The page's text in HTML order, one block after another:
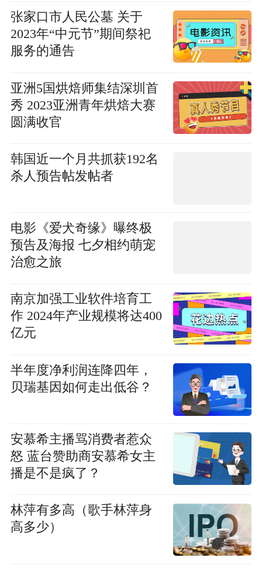
张家口市人民公墓 关于
2023年“中元节”期间祭祀
服务的通告
亚洲5国烘焙师集结深圳首
秀 2023亚洲青年烘焙大赛
圆满收官
韩国近一个月共抓获192名
杀人预告帖发帖者
电影《爱犬奇缘》曝终极
预告及海报 七夕相约萌宠
治愈之旅
南京加强工业软件培育工
作 2024年产业规模将达400
亿元
半年度净利润连降四年，
贝瑞基因如何走出低谷？
安慕希主播骂消费者惹众
怒 蓝台赞助商安慕希女主
播是不是疯了？
林萍有多高（歌手林萍身
高多少）